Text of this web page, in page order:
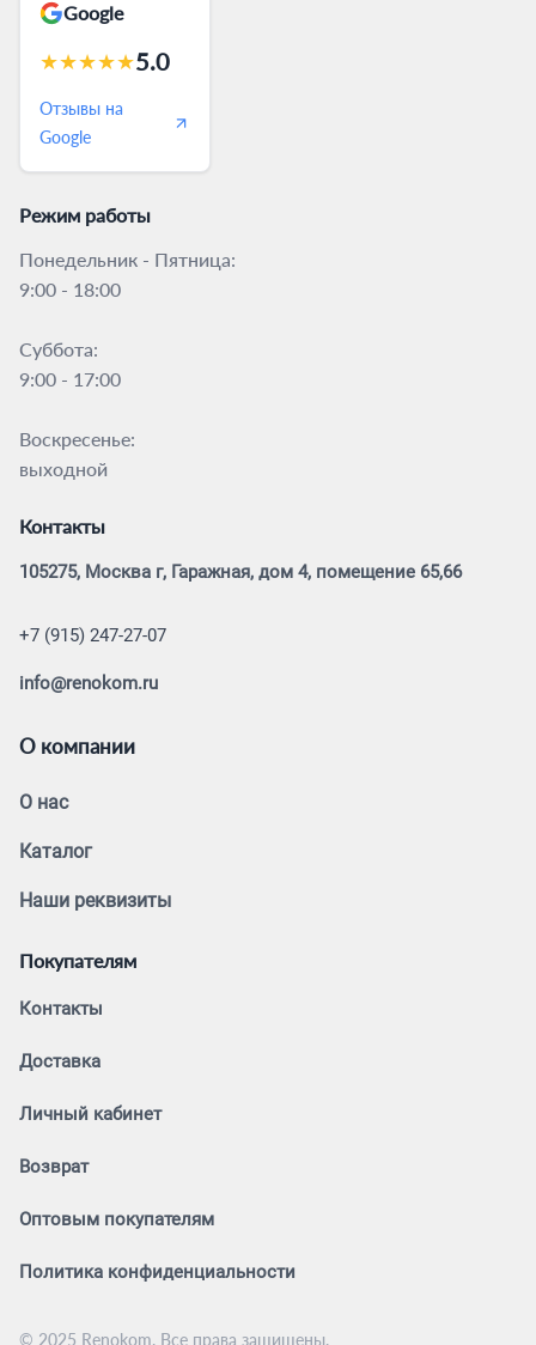
Google
★★★★★5.0
Отзывы на
Google
Режим работы
Понедельник - Пятница:
9:00 - 18:00
Суббота:
9:00 - 17:00
Воскресенье:
выходной
Контакты
105275, Москва г, Гаражная, дом 4, помещение 65,66
+7 (915) 247-27-07
info@renokom.ru
О компании
О нас
Каталог
Наши реквизиты
Покупателям
Контакты
Доставка
Личный кабинет
Возврат
Оптовым покупателям
Политика конфиденциальности
© 2025 Renokom. Все права защищены.